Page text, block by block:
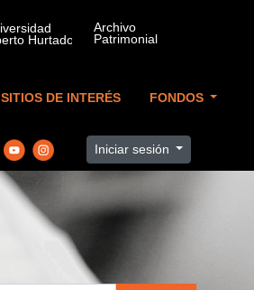
SITIOS DE INTERÉS FONDOS
Iniciar sesión